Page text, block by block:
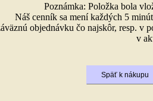
Poznámka: Položka bola
Náš cenník sa mení každých 5
objednávku čo najskôr, resp. v
v